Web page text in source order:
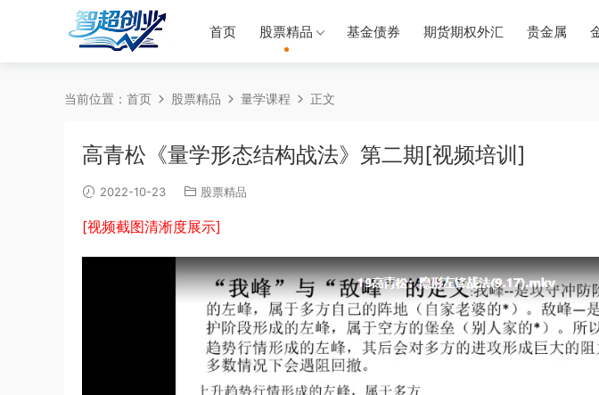
首页 股票精品 基金债券 期货期权外汇 贵金属
当前位置： 首页 股票精品 量学课程 正文
高青松《量学形态结构战法》第二期[视频培训]
2022-10-23 股票精品
[视频截图清淅度展示]